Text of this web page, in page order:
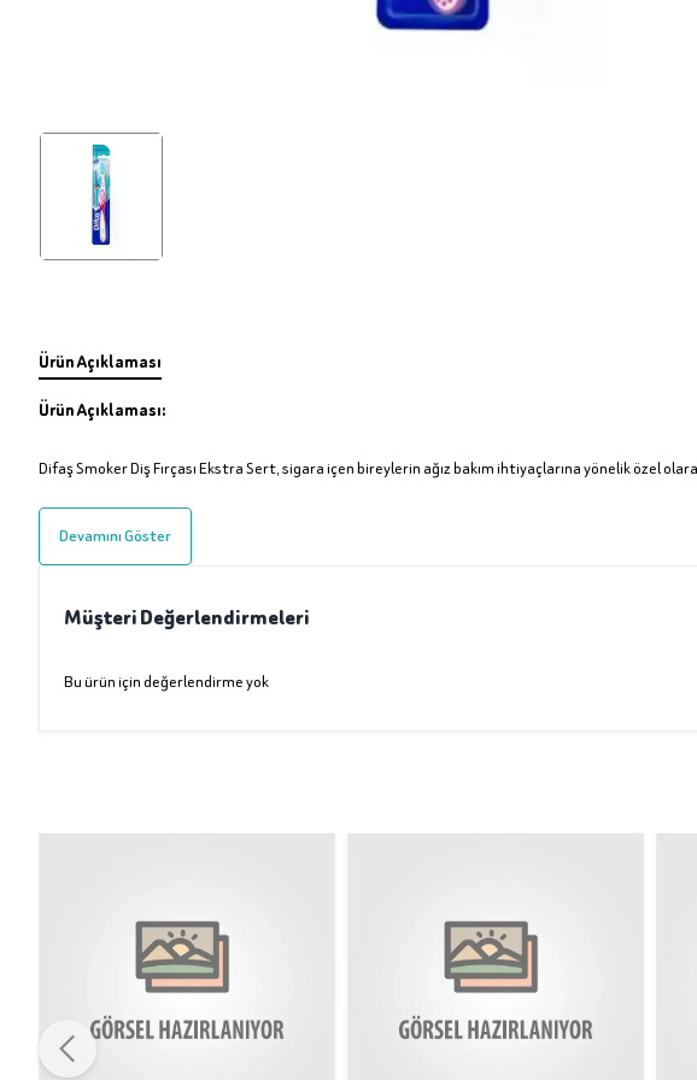
Ürün Açıklaması
Ürün Açıklaması:
Difaş Smoker Diş Fırçası Ekstra Sert, sigara içen bireylerin ağız bakım ihtiyaçlarına yönelik özel
Devamını Göster
Müşteri Değerlendirmeleri
Bu ürün için değerlendirme yok